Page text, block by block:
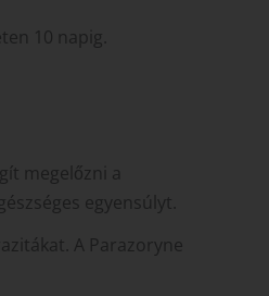
10 napig.
megelőzni a
egyensúlyt.
A Parazoryne